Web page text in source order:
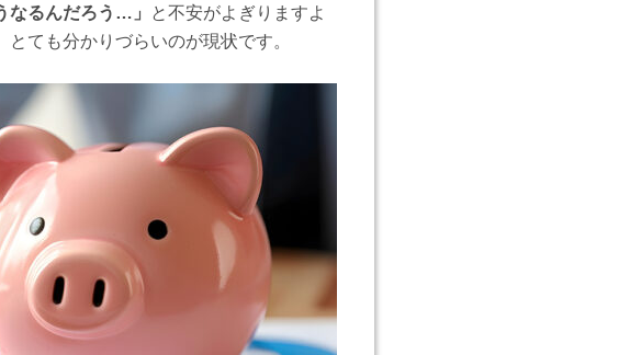
なるんだろう…」
と不安がよぎりますよ
ても分かりづらいのが現状です。